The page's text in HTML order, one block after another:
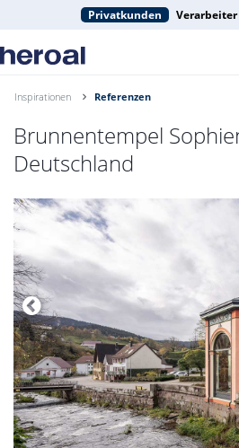
Privatkunden Verarbeiter
Inspirationen Referenzen
Brunnentempel
Deutschland